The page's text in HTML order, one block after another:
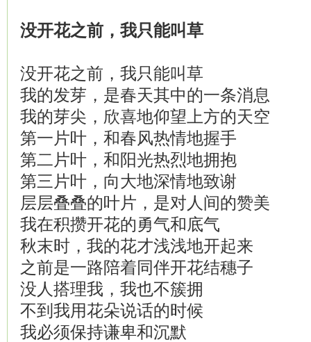
没开花之前，我只能叫草
没开花之前，我只能叫草
我的发芽，是春天其中的一条消息
我的芽尖，欣喜地仰望上方的天空
第一片叶，和春风热情地握手
第二片叶，和阳光热烈地拥抱
第三片叶，向大地深情地致谢
层层叠叠的叶片，是对人间的赞美
我在积攒开花的勇气和底气
秋末时，我的花才浅浅地开起来
之前是一路陪着同伴开花结穗子
没人搭理我，我也不簇拥
不到我用花朵说话的时候
我必须保持谦卑和沉默